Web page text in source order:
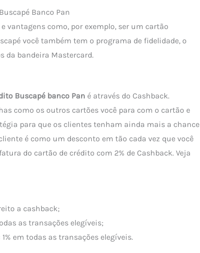
Banco Pan
vantagens como, por exemplo, ser um cartão
você também tem o programa de fidelidade, o
da bandeira Mastercard.
Buscapé banco Pan é através do Cashback.
como os outros cartões você para com o cartão e
para que os clientes tenham ainda mais a chance
é como um desconto em tão cada vez que você
do cartão de crédito com 2% de Cashback. Veja
a cashback;
as transações elegíveis;
em todas as transações elegíveis.